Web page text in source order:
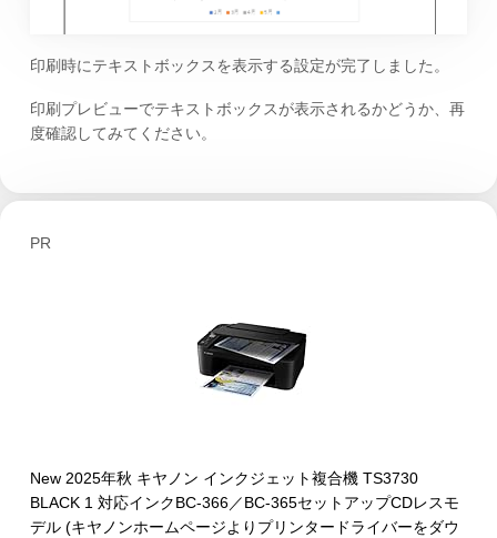
印刷時にテキストボックスを表示する設定が完了しました。
印刷プレビューでテキストボックスが表示されるかどうか、再
度確認してみてください。
PR
New 2025年秋 キヤノン インクジェット複合機 TS3730
BLACK 1 対応インクBC-366／BC-365セットアップCDレスモ
デル (キヤノンホームページよりプリンタードライバーをダウ